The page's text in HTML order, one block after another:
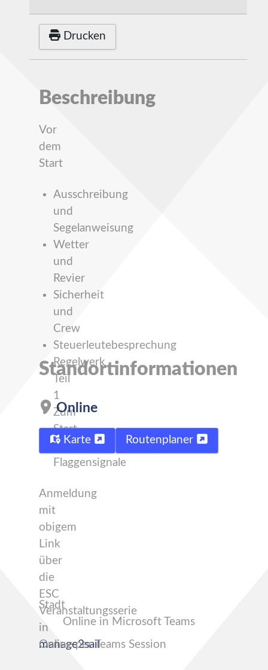
Drucken
Beschreibung
Vor
dem
Start
Ausschreibung
und
Segelanweisung
Wetter
und
Revier
Sicherheit
und
Crew
Steuerleutebesprechung
Regelwerk
Teil
1
Zum
Start
Startverfahren
Flaggensignale
Anmeldung
mit
obigem
Link
über
die
ESC
Veranstaltungsserie
in
manage2sail
Standortinformationen
Online
Karte Routenplaner
Stadt
Online in Microsoft Teams
Online per Teams Session